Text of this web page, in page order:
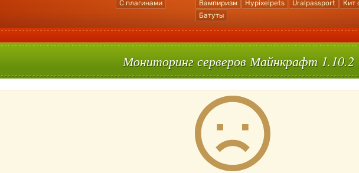
С плагинами
Вампиризм Hypixelpets Uralpassport Кит
Батуты
Мониторинг серверов Майнкрафт 1.10.2